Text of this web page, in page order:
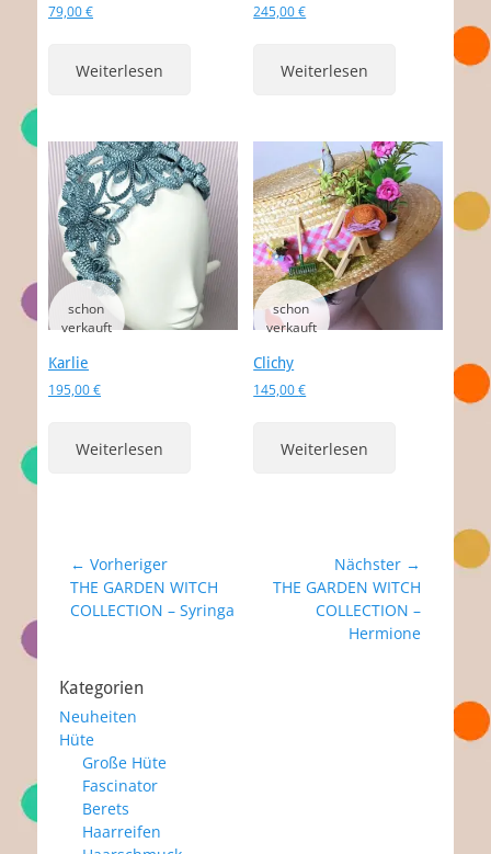
79,00€
Weiterlesen
245,00€
Weiterlesen
Karlie
195,00€
Weiterlesen
Clichy
145,00€
Weiterlesen
Beitragsnavigation
← Vorheriger
Vorheriger
Beitrag:
THE GARDEN WITCH
COLLECTION – Syringa
Nächster →
Nächster
THE GARDEN WITCH
COLLECTION –
Hermione
Kategorien
Neuheiten
Hüte
Große Hüte
Fascinator
Berets
Haarreifen